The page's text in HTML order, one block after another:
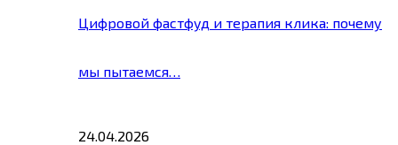
Цифровой фастфуд и терапия клика: почему
мы пытаемся…
24.04.2026